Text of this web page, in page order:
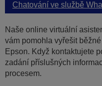
Chatování ve službě
Naše online virtuální
vám pomohla vyřešit
Epson. Když kontaktujete
zadání příslušných
procesem.